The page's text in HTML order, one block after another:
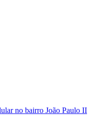
no bairro João Paulo II